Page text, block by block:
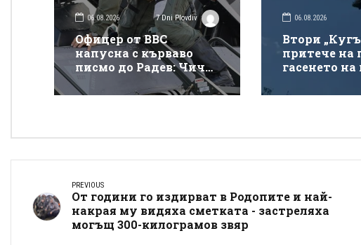
06.08.2026 7 Dni Plovdiv
Офицер от ВВС
напусна с кърваво
писмо до Радев: Чичо
Румене, защо взимаш
от бедните да даваш
06.08.2026
Втори
притече на
гасенето
покрай
„Тракия“
PREVIOUS
От години го издирват в Родопите и най-
накрая му видяха сметката - застреляха
могъщ 300-килограмов звяр